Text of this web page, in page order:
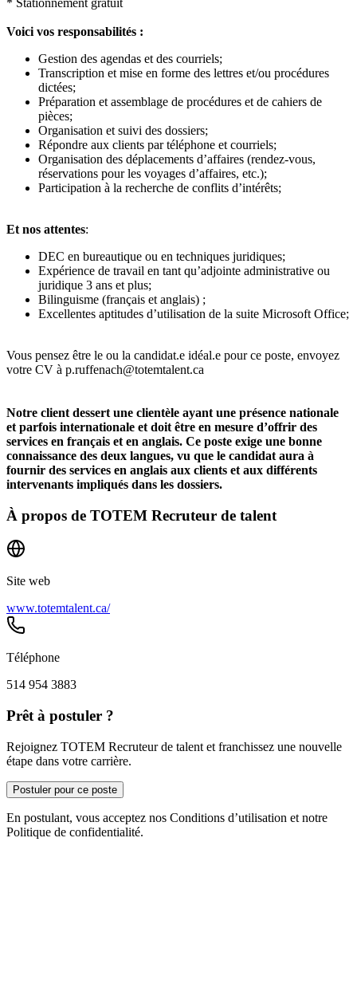
* Stationnement gratuit
Voici vos responsabilités :
Gestion des agendas et des courriels;
Transcription et mise en forme des lettres et/ou procédures
dictées;
Préparation et assemblage de procédures et de cahiers de
pièces;
Organisation et suivi des dossiers;
Répondre aux clients par téléphone et courriels;
Organisation des déplacements d’affaires (rendez-vous,
réservations pour les voyages d’affaires, etc.);
Participation à la recherche de conflits d’intérêts;
Et nos attentes:
DEC en bureautique ou en techniques juridiques;
Expérience de travail en tant qu’adjointe administrative ou
juridique 3 ans et plus;
Bilinguisme (français et anglais) ;
Excellentes aptitudes d’utilisation de la suite Microsoft Office;
Vous pensez être le ou la candidat.e idéal.e pour ce poste, envoyez
votre CV à p.ruffenach@totemtalent.ca
Notre client dessert une clientèle ayant une présence nationale
et parfois internationale et doit être en mesure d’offrir des
services en français et en anglais. Ce poste exige une bonne
connaissance des deux langues, vu que le candidat aura à
fournir des services en anglais aux clients et aux différents
intervenants impliqués dans les dossiers.
À propos de TOTEM Recruteur de talent
Site web
www.totemtalent.ca/
Téléphone
514 954 3883
Prêt à postuler ?
Rejoignez TOTEM Recruteur de talent et franchissez une nouvelle
étape dans votre carrière.
Postuler pour ce poste
En postulant, vous acceptez nos Conditions d’utilisation et notre
Politique de confidentialité.